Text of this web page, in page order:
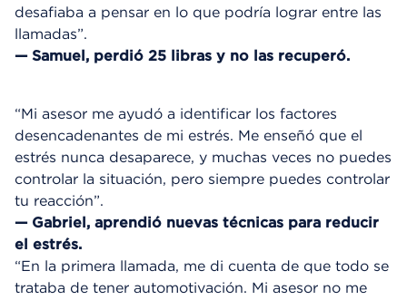
desafiaba a pensar en lo que podría lograr entre las
llamadas”.
— Samuel, perdió 25 libras y no las recuperó.
“Mi asesor me ayudó a identificar los factores
desencadenantes de mi estrés. Me enseñó que el
estrés nunca desaparece, y muchas veces no puedes
controlar la situación, pero siempre puedes controlar
tu reacción”.
— Gabriel, aprendió nuevas técnicas para reducir
el estrés.
“En la primera llamada, me di cuenta de que todo se
trataba de tener automotivación. Mi asesor no me